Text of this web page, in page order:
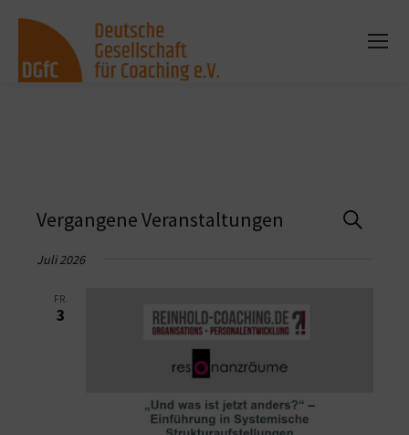
Suche
Vergangene Veranstaltungen
Juli 2026
FR.
3